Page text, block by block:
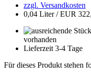
zzgl. Versandkosten
0,04 Liter / EUR
vorhanden
Lieferzeit 3-4 Tage
Für dieses Produkt stehen